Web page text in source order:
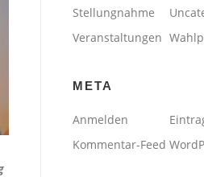
Stellungnahme
Veranstaltungen
META
Anmelden
Kommentar-Feed